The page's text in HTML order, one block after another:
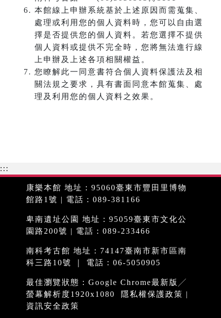
本館線上申辦系統基於上述原因而需蒐集、
處理或利用您的個人資料時，您可以自由選
擇是否提供您的個人資料。若您選擇不提供
個人資料或提供不完全時，您將無法進行線
上申辦及上述各項相關權益。
您瞭解此一同意書符合個人資料保護法及相
關法規之要求，具有書面同意本館蒐集、處
理及利用您的個人資料之效果。
:::
康樂本館 地址：95060臺東市豐田里博物
館路1號 | 電話：089-381166
卑南遺址公園 地址：95059臺東市文化公
園路200號 | 電話：089-233466
南科考古館 地址：74147臺南市新市區南
科三路10號 ｜ 電話：06-5050905
最佳瀏覽狀態：Google Chrome最新版╱
螢幕解析度1920x1080
隱私權保護政策 |
資訊安全政策